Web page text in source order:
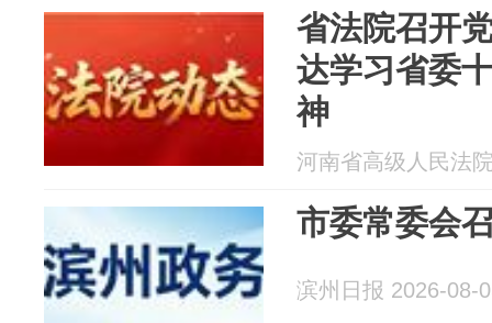
省法院召开
达学习省委
神
河南省高级人民法
市委常委会
滨州日报 2026-08-